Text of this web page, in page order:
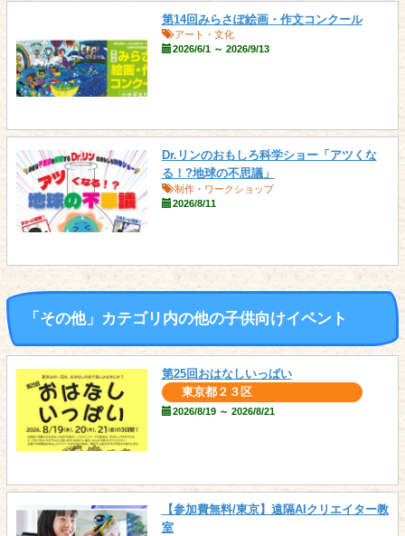
第14回みらさぽ絵画・作文コンクール
アート・文化
2026/6/1 ～ 2026/9/13
Dr.リンのおもしろ科学ショー「アツくな
る！?地球の不思議」
制作・ワークショップ
2026/8/11
「その他」カテゴリ内の他の子供向けイベント
第25回おはなしいっぱい
東京都２３区
2026/8/19 ～ 2026/8/21
【参加費無料/東京】遠隔AIクリエイター教
室